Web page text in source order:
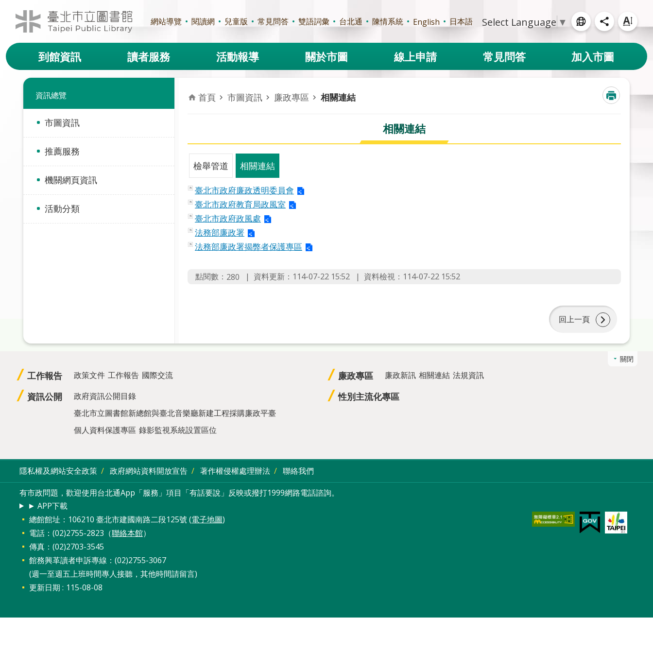
跳到主要內容區塊
網站導覽 閱讀網 兒童版 常見問答 雙語詞彙 台北通 陳情系統 English 日本語 Select Language ▼
到館資訊 讀者服務 活動報導 關於市圖 線上申請 常見問答 加入市圖
資訊總覽
市圖資訊
推薦服務
機關網頁資訊
活動分類
首頁 市圖資訊 廉政專區 相關連結
相關連結
檢舉管道 相關連結
臺北市政府廉政透明委員會
臺北市政府教育局政風室
臺北市政府政風處
法務部廉政署
法務部廉政署揭弊者保護專區
點閱數： 280 資料更新： 114-07-22 15:52 資料檢視： 114-07-22 15:52
回上一頁
關閉
工作報告 政策文件 工作報告 國際交流
資訊公開
政府資訊公開目錄
臺北市立圖書館新總館與臺北音樂廳新建工程採購廉政平臺
個人資料保護專區 錄影監視系統設置區位
廉政專區 廉政新訊 相關連結 法規資訊
性別主流化專區
隱私權及網站安全政策 政府網站資料開放宣告 著作權侵權處理辦法 聯絡我們
有市政問題，歡迎使用台北通App「服務」項目「有話要說」反映或撥打1999網路電話諮詢。
► APP下載
總館館址：106210 臺北市建國南路二段125號 (電子地圖)
電話：(02)2755-2823（聯絡本館）
傳真：(02)2703-3545
館務興革讀者申訴專線：(02)2755-3067
(週一至週五上班時間專人接聽，其他時間請留言)
更新日期
115-08-08